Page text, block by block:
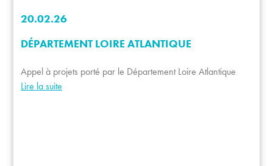
20.02.26
DÉPARTEMENT LOIRE ATLANTIQUE
Appel à projets porté par le Département Loire Atlantique
Lire la suite